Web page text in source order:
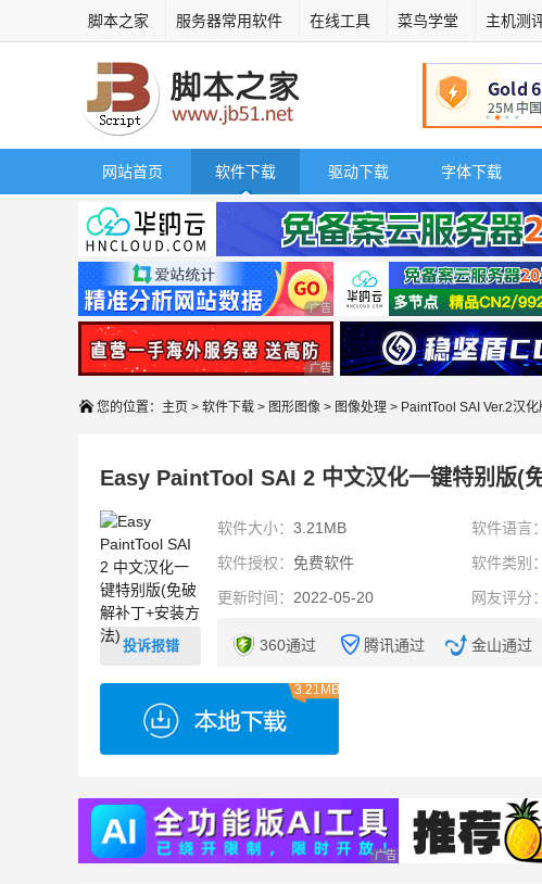
脚本之家 服务器常用软件 在线工具 菜鸟学堂 主机测
网站首页 软件下载 驱动下载 字体下载
广告 商业广告，理性选择
广告 商业广告，理性选择
您的位置： 主页 > 软件下载 > 图形图像 > 图像处理 > PaintTool SAI Ver.2汉
Easy PaintTool SAI 2 中文汉化一键特别版(
投诉报错
软件大小： 3.21MB 软件语言：
软件授权： 免费软件 软件类别：
更新时间： 2022-05-20 网友评分：
360通过 腾讯通过 金山通过
3.21MB
广告 商业广告，理性选择